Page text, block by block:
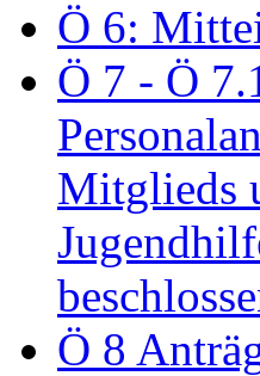
Ö 6:
Ö 7 - Ö
Mitglieds
Ö 8